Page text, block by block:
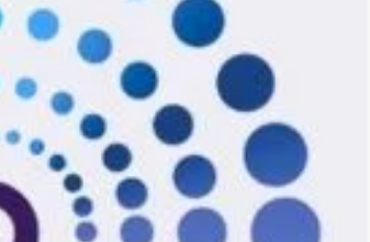
राजकीय